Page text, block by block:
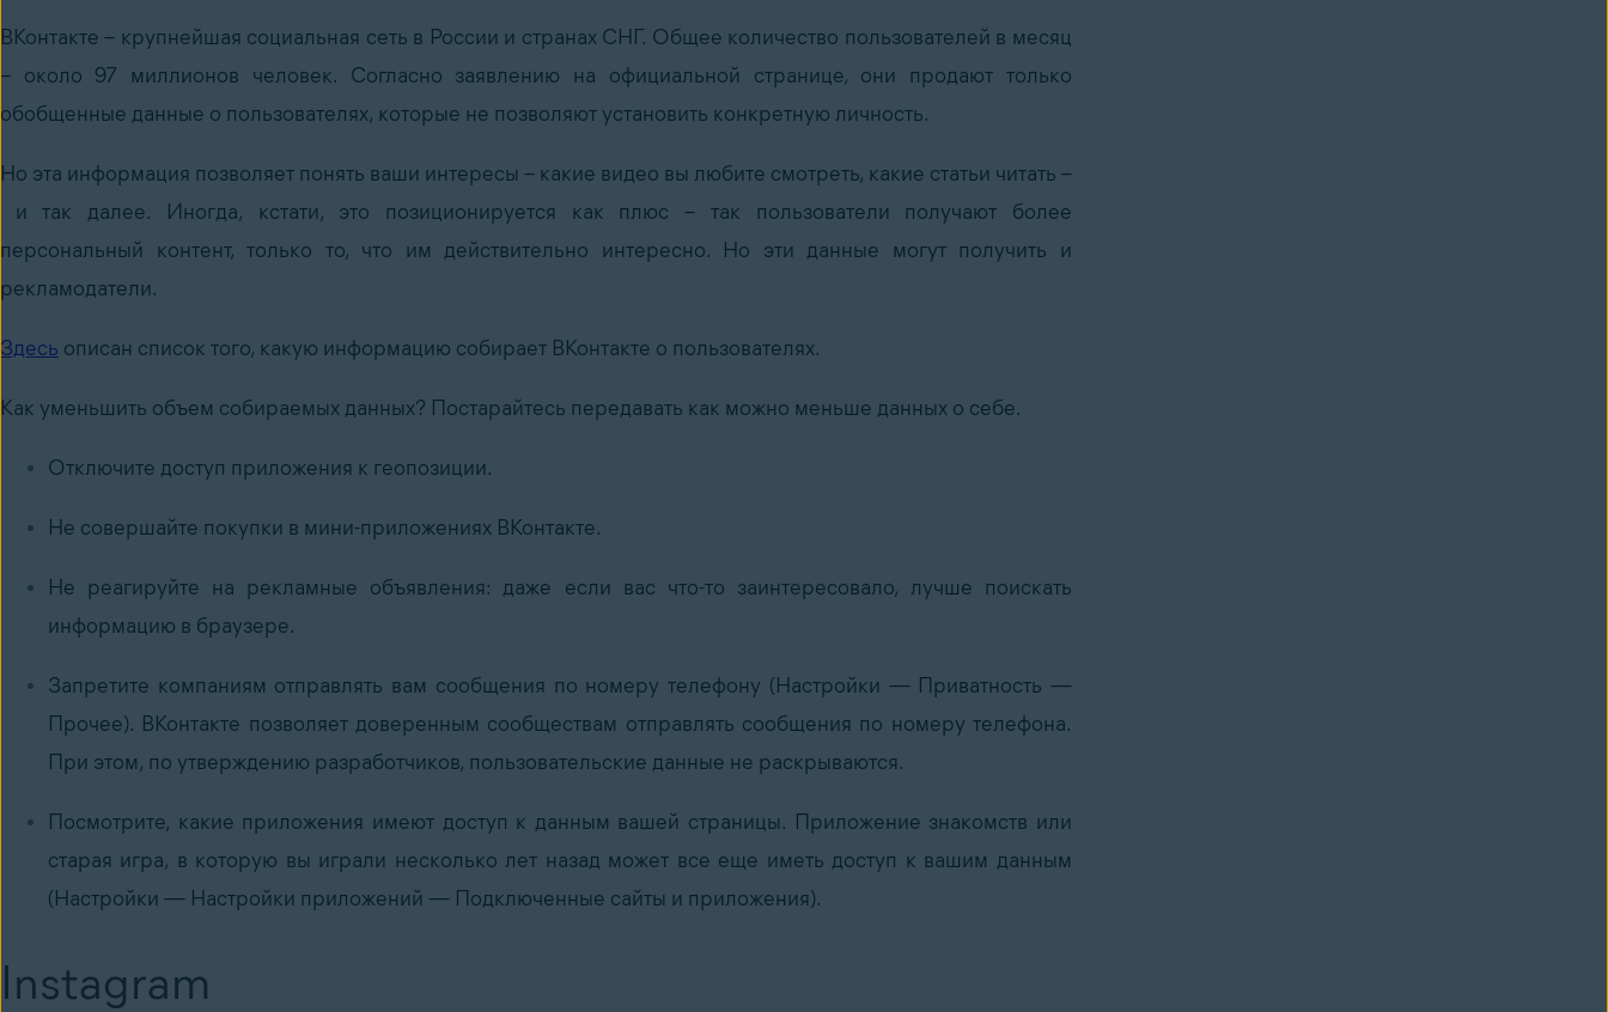
ВКонтакте – крупнейшая социальная сеть в России и странах СНГ. Общее количество пользователей в месяц
– около 97 миллионов человек. Согласно заявлению на официальной странице, они продают только
обобщенные данные о пользователях, которые не позволяют установить конкретную личность.
Но эта информация позволяет понять ваши интересы – какие видео вы любите смотреть, какие статьи читать –
и так далее. Иногда, кстати, это позиционируется как плюс – так пользователи получают более
персональный контент, только то, что им действительно интересно. Но эти данные могут получить и
рекламодатели.
Здесь описан список того, какую информацию собирает ВКонтакте о пользователях.
Как уменьшить объем собираемых данных? Постарайтесь передавать как можно меньше данных о себе.
Отключите доступ приложения к геопозиции.
Не совершайте покупки в мини-приложениях ВКонтакте.
Не реагируйте на рекламные объявления: даже если вас что-то заинтересовало, лучше поискать
информацию в браузере.
Запретите компаниям отправлять вам сообщения по номеру телефону (Настройки — Приватность —
Прочее). ВКонтакте позволяет доверенным сообществам отправлять сообщения по номеру телефона.
При этом, по утверждению разработчиков, пользовательские данные не раскрываются.
Посмотрите, какие приложения имеют доступ к данным вашей страницы. Приложение знакомств или
старая игра, в которую вы играли несколько лет назад может все еще иметь доступ к вашим данным
(Настройки — Настройки приложений — Подключенные сайты и приложения).
Instagram